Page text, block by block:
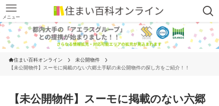
メニュー
住まい百科オンライン
未公開物件
【未公開物件】スーモに掲載のない六郷土手駅の未公開物件の探し方をご紹介！！
【未公開物件】スーモに掲載のない六郷